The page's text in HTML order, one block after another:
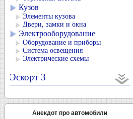
Кузов
Элементы кузова
Двери, замки и окна
Электрооборудование
Оборудование и приборы
Система освещения
Электрические схемы
Эскорт 3
Анекдот про автомобили